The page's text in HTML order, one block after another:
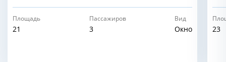
Площадь
21
Пассажиров
3
Вид
Окно 23